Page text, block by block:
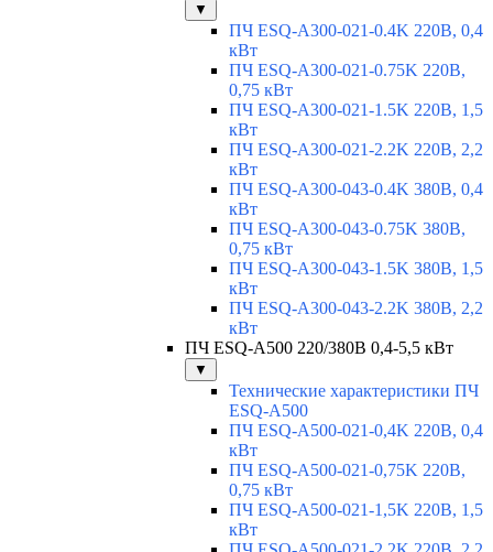
▼
ПЧ ESQ-A300-021-0.4K 220В, 0,4
кВт
ПЧ ESQ-A300-021-0.75K 220В,
0,75 кВт
ПЧ ESQ-A300-021-1.5K 220В, 1,5
кВт
ПЧ ESQ-A300-021-2.2K 220В, 2,2
кВт
ПЧ ESQ-A300-043-0.4K 380В, 0,4
кВт
ПЧ ESQ-A300-043-0.75K 380В,
0,75 кВт
ПЧ ESQ-A300-043-1.5K 380В, 1,5
кВт
ПЧ ESQ-A300-043-2.2K 380В, 2,2
кВт
ПЧ ESQ-A500 220/380В 0,4-5,5 кВт
▼
Технические характеристики ПЧ
ESQ-A500
ПЧ ESQ-A500-021-0,4K 220В, 0,4
кВт
ПЧ ESQ-A500-021-0,75K 220В,
0,75 кВт
ПЧ ESQ-A500-021-1,5K 220В, 1,5
кВт